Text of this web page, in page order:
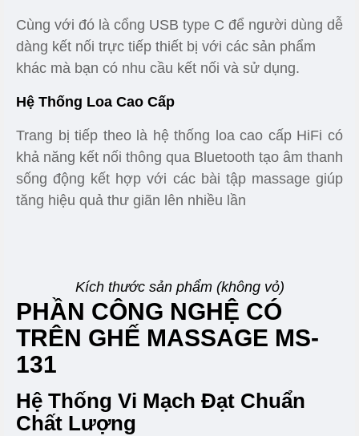
Cùng với đó là cổng USB type C để người dùng dễ
dàng kết nối trực tiếp thiết bị với các sản phẩm
khác mà bạn có nhu cầu kết nối và sử dụng.
Hệ Thống Loa Cao Cấp
Trang bị tiếp theo là hệ thống loa cao cấp HiFi có
khả năng kết nối thông qua Bluetooth tạo âm thanh
sống động kết hợp với các bài tập massage giúp
tăng hiệu quả thư giãn lên nhiều lần
Kích thước sản phẩm (không vỏ)
PHẦN CÔNG NGHỆ CÓ
TRÊN GHẾ MASSAGE MS-
131
Hệ Thống Vi Mạch Đạt Chuẩn
Chất Lượng